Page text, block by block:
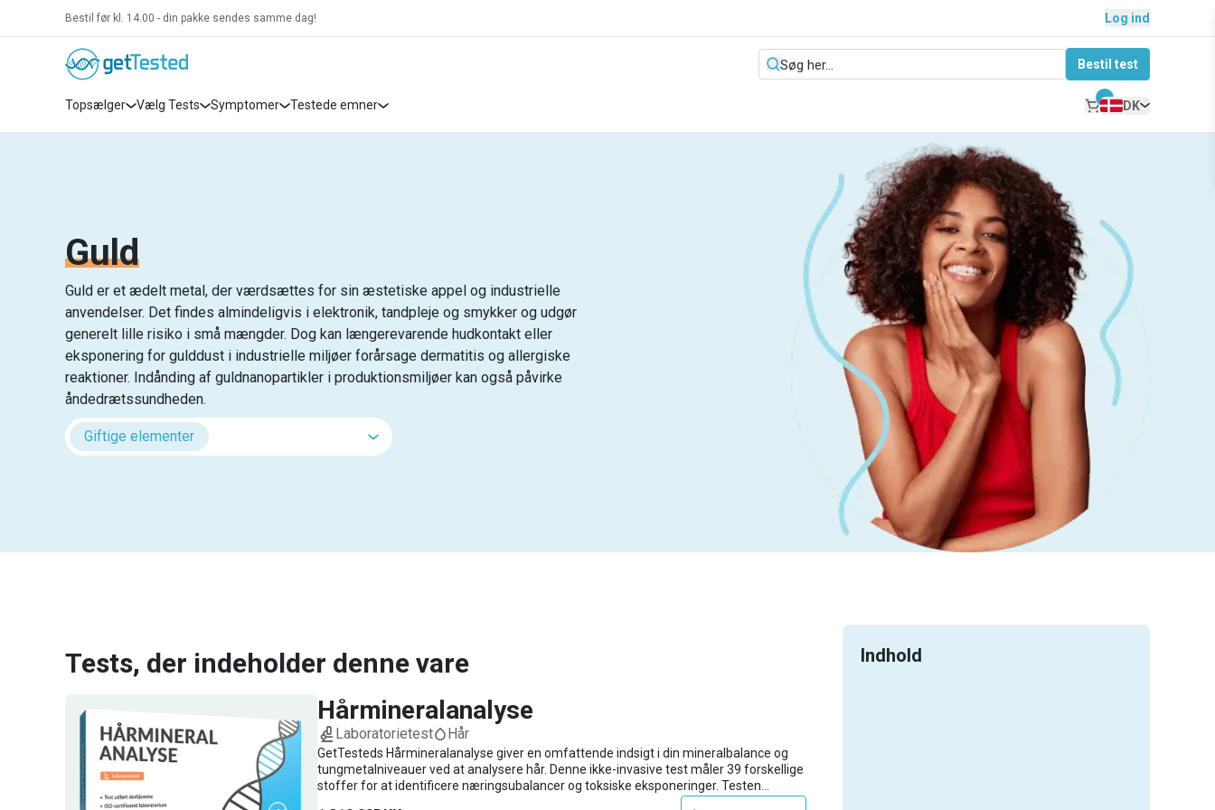
Bestil før kl. 14.00 - din pakke sendes samme dag! Log ind
Bestil test
Topsælger Vælg Tests Symptomer Testede emner DK
Guld
Guld er et ædelt metal, der værdsættes for sin æstetiske appel og industrielle
anvendelser. Det findes almindeligvis i elektronik, tandpleje og smykker og udgør
generelt lille risiko i små mængder. Dog kan længerevarende hudkontakt eller
eksponering for gulddust i industrielle miljøer forårsage dermatitis og allergiske
reaktioner. Indånding af guldnanopartikler i produktionsmiljøer kan også påvirke
åndedrætssundheden.
Giftige elementer
Tests, der indeholder denne vare
Hårmineralanalyse
Laboratorietest Hår
GetTesteds Hårmineralanalyse giver en omfattende indsigt i din mineralbalance og
tungmetalniveauer ved at analysere hår. Denne ikke-invasive test måler 39 forskellige
stoffer for at identificere næringsubalancer og toksiske eksponeringer. Testen
analyseres på et akkrediteret og ISO-certificeret laboratorium og måler:
Indhold